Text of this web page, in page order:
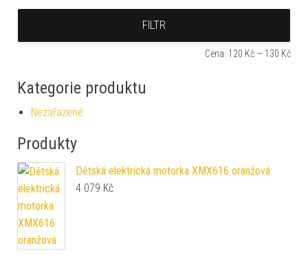
FILTR
Cena: 120 Kč — 130 Kč
Kategorie produktu
Nezařazené
Produkty
Dětská elektrická motorka XMX616 oranžová
4 079 Kč